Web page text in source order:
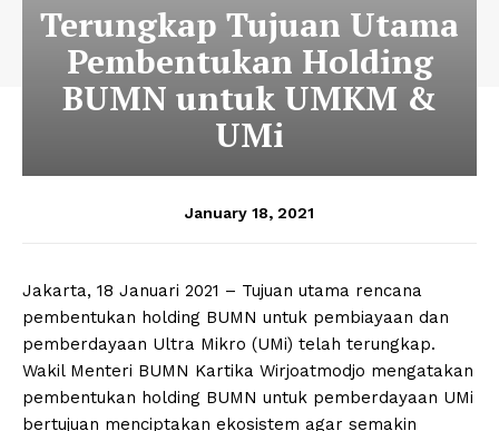
Terungkap Tujuan Utama
Pembentukan Holding
BUMN untuk UMKM &
UMi
January 18, 2021
Jakarta, 18 Januari 2021 – Tujuan utama rencana
pembentukan holding BUMN untuk pembiayaan dan
pemberdayaan Ultra Mikro (UMi) telah terungkap.
Wakil Menteri BUMN Kartika Wirjoatmodjo mengatakan
pembentukan holding BUMN untuk pemberdayaan UMi
bertujuan menciptakan ekosistem agar semakin